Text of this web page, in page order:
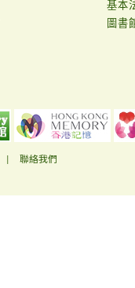
基本
圖書
聯絡我們